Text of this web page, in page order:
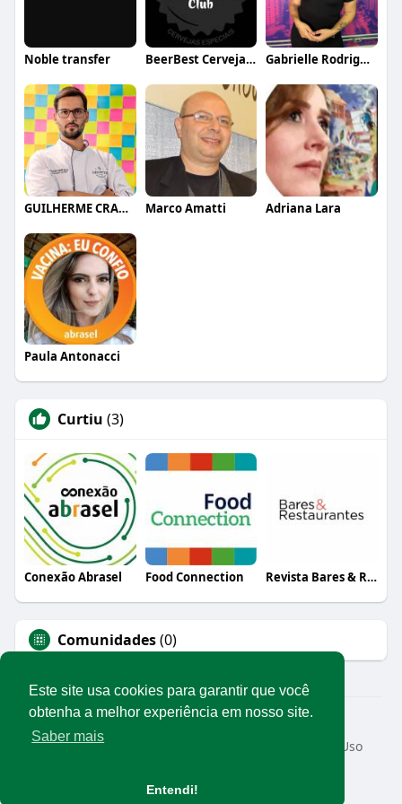
Este site usa cookies para garantir que você
obtenha a melhor experiência em nosso site.
Saber mais
Entendi!
Noble transfer BeerBest Cervejaria Gabrielle Rodrigues
GUILHERME CRAMER BALLE Marco Amatti Adriana Lara
Paula Antonacci
Curtiu (3)
Conexão Abrasel Food Connection Revista Bares & Restaurantes
Comunidades(0)
© 2026 Rede Abrasel
Início
Sobre
Termos de Uso